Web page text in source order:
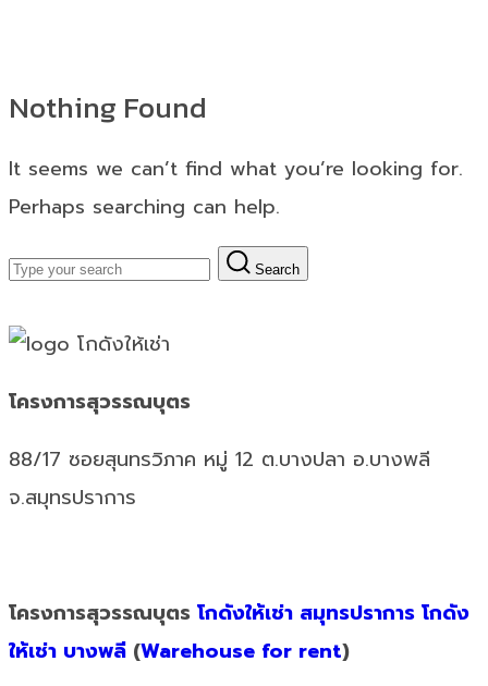
Nothing Found
It seems we can’t find what you’re looking for.
Perhaps searching can help.
Search
โครงการสุวรรณบุตร
88/17 ซอยสุนทรวิภาค หมู่ 12 ต.บางปลา อ.บางพลี
จ.สมุทรปราการ
โครงการสุวรรณบุตร โกดังให้เช่า สมุทรปราการ โกดัง
ให้เช่า บางพลี (Warehouse for rent)